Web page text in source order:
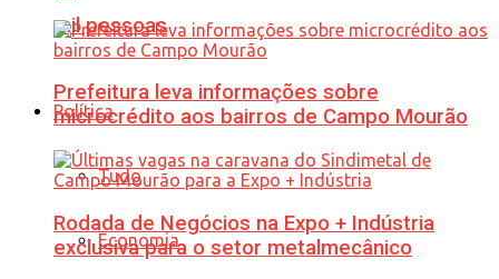
mil pessoas
Política
Tudo
Economia
Prefeitura leva informações sobre
microcrédito aos bairros de Campo Mourão
Rodada de Negócios na Expo + Indústria
exclusiva para o setor metalmecânico